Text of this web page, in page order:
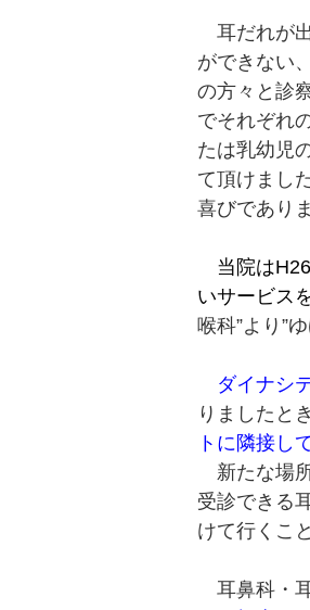
耳だれが
ができない
の方々と診
でそれぞれ
たは乳幼児
て頂けまし
喜びであり
当院は
いサービス
喉科”より”
ダイナシ
りましたと
トに隣接し
新たな場
受診できる
けて行くこ
耳鼻科・